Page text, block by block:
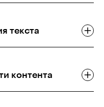
текста
контента